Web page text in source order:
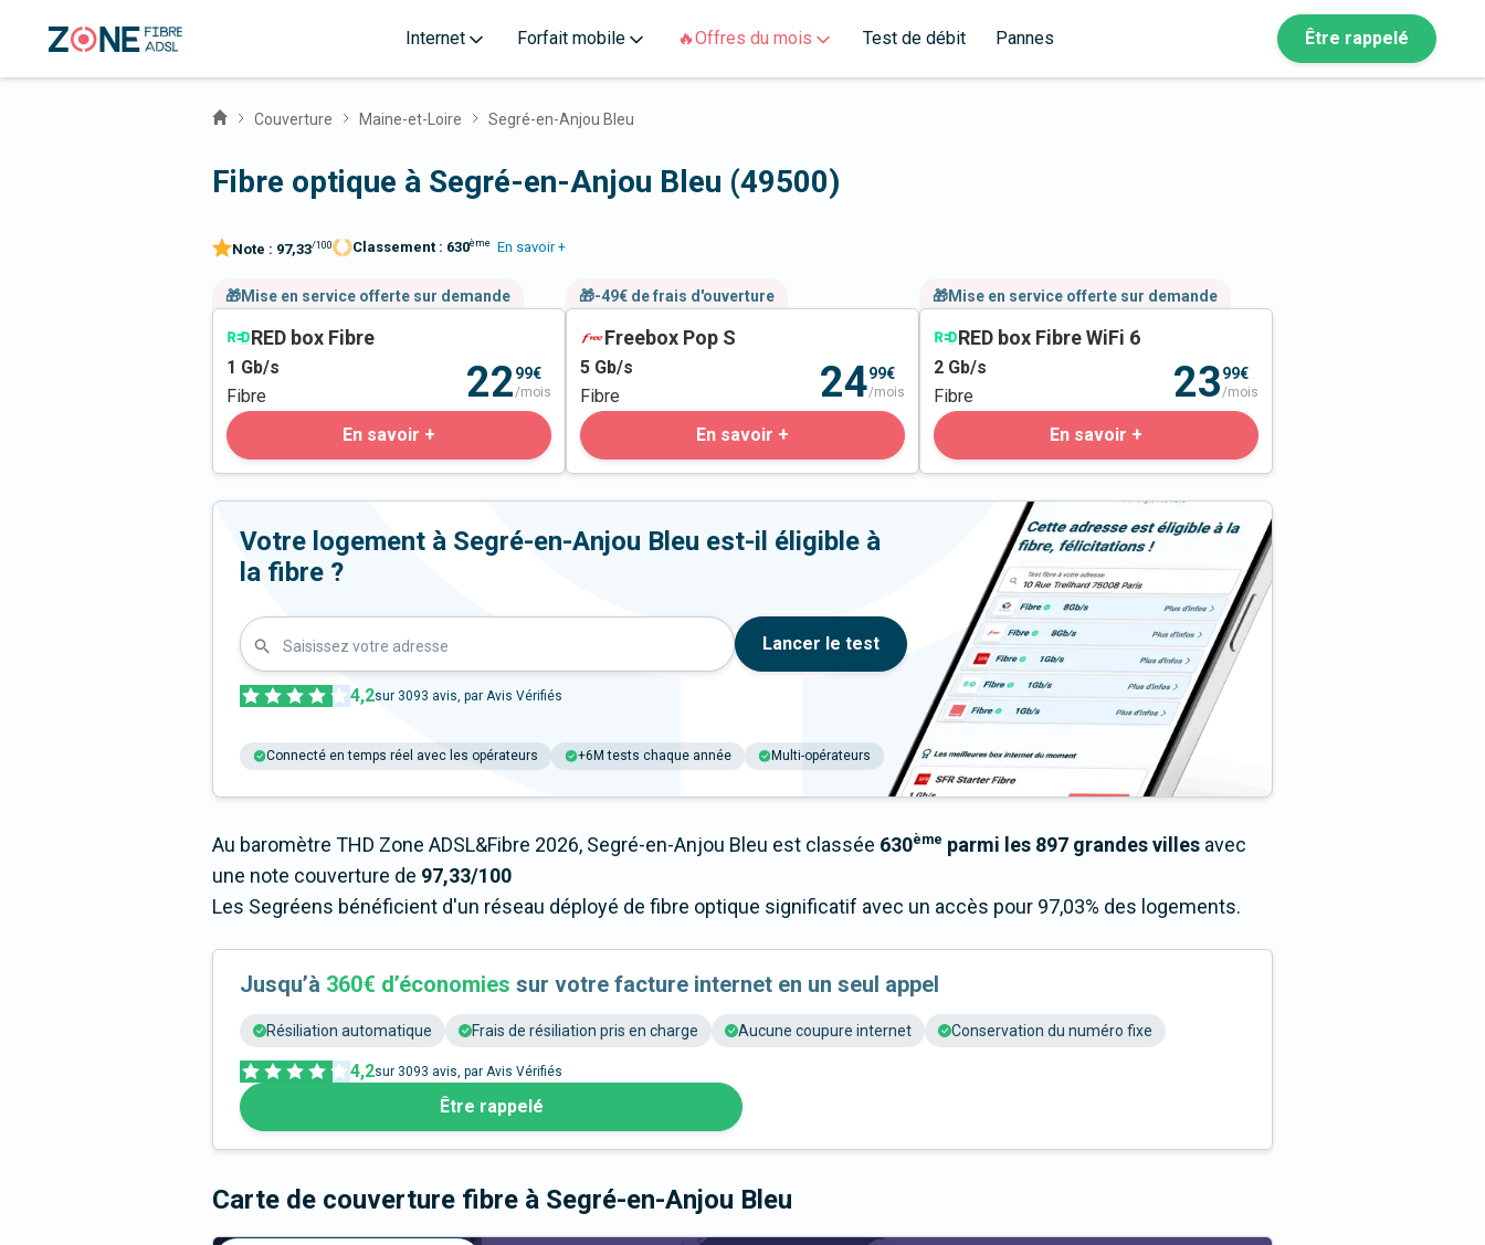
Internet Forfait mobile 🔥Offres du mois Test de débit Pannes Être rappelé
Couverture Maine-et-Loire Segré-en-Anjou Bleu
Fibre optique à Segré-en-Anjou Bleu (49500)
Note : 97,33/100 Classement : 630ème En savoir +
🎁Mise en service offerte sur demande
RED box Fibre
1 Gb/s
Fibre
2299€
/mois
En savoir +
🎁-49€ de frais d'ouverture
Freebox Pop S
5 Gb/s
Fibre
2499€
/mois
En savoir +
🎁Mise en service offerte sur demande
RED box Fibre WiFi 6
2 Gb/s
Fibre
2399€
/mois
En savoir +
Votre logement à Segré-en-Anjou Bleu est-il éligible à
la fibre ?
Saisissez votre adresse Lancer le test
4,2sur 3093 avis, par Avis Vérifiés
Connecté en temps réel avec les opérateurs +6M tests chaque année Multi-opérateurs
Au baromètre THD Zone ADSL&Fibre 2026, Segré-en-Anjou Bleu est classée 630ème parmi les 897 grandes villes avec
une note couverture de 97,33/100
Les Segréens bénéficient d'un réseau déployé de fibre optique significatif avec un accès pour 97,03% des logements.
Jusqu’à 360€ d’économies sur votre facture internet en un seul appel
Résiliation automatique Frais de résiliation pris en charge Aucune coupure internet Conservation du numéro fixe
4,2sur 3093 avis, par Avis Vérifiés
Être rappelé
Carte de couverture fibre à Segré-en-Anjou Bleu